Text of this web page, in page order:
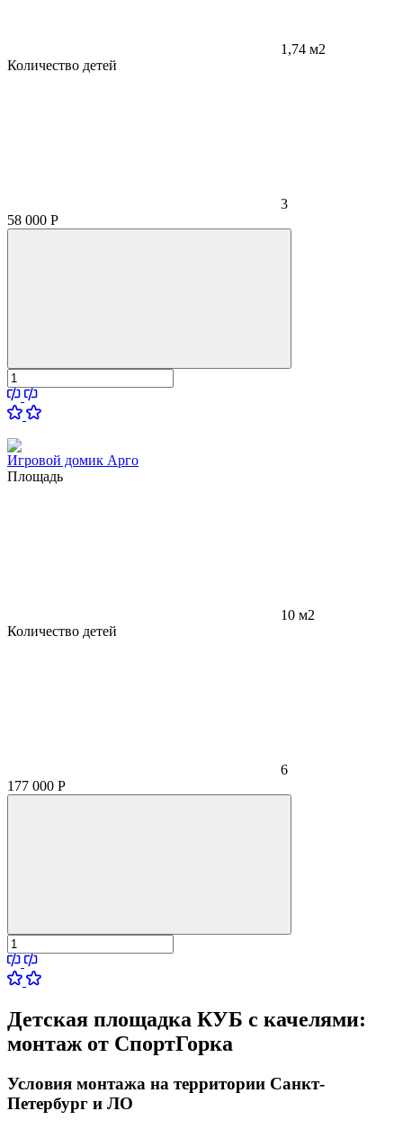
1,74 м2
Количество детей
3
58 000 Р
Игровой домик Арго
Площадь
10 м2
Количество детей
6
177 000 Р
Детская площадка КУБ с качелями:
монтаж от СпортГорка
Условия монтажа на территории Санкт-
Петербург и ЛО